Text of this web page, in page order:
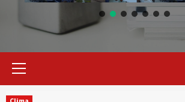
Primary